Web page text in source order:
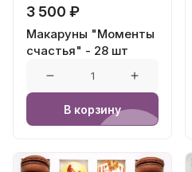
3 500 ₽
Макаруны "Моменты
счастья" - 28 шт
В корзину